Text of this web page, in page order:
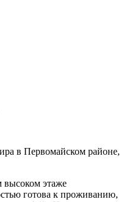
в Первомайском районе,
высоком этаже
готова к проживанию,